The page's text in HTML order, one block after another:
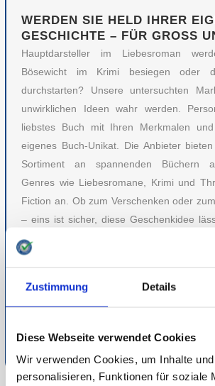
Zustimmung Details
Diese Webseite verwendet Cookies
Wir verwenden Cookies, um Inhalte
personalisieren, Funktionen für soziale
WERDEN SIE HELD IHRER
GESCHICHTE – FÜR GROSS
Hauptdarsteller im Liebesroman
Bösewicht im Krimi besiegen oder
durchstarten? Unsere untersuchten
unwirklichen Ideen wahr werden.
liebstes Buch mit Ihren Merkmalen
eigenes Buch-Unikat. Die Anbieter
Sortiment an spannenden Büchern
Genres wie Liebesromane, Krimi und
Fiction an. Ob zum Verschenken oder
– eins ist sicher, diese Geschenkidee
nach Jahren in Erinnerungen schwelgen.
finden Sie unter